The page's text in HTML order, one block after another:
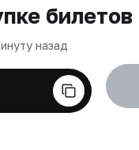
билетов
назад